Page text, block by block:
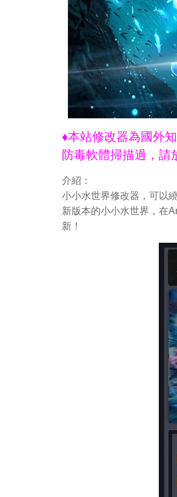
♦本站修改器為國外
防毒軟體掃描過，請
介紹：
小小水世界修改器，可以
新版本的小小水世界，在
新！